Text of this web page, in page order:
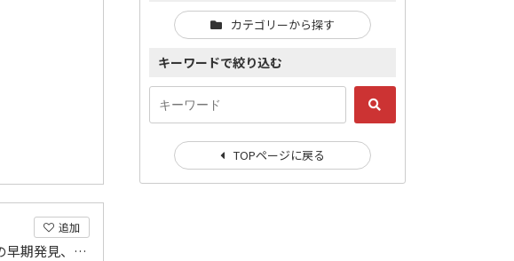
追加
皆様の最も身近にある家庭医として健康管理から疾病の早期発見、予防を重視します。
カテゴリーから探す
キーワードで絞り込む
TOPページに戻る